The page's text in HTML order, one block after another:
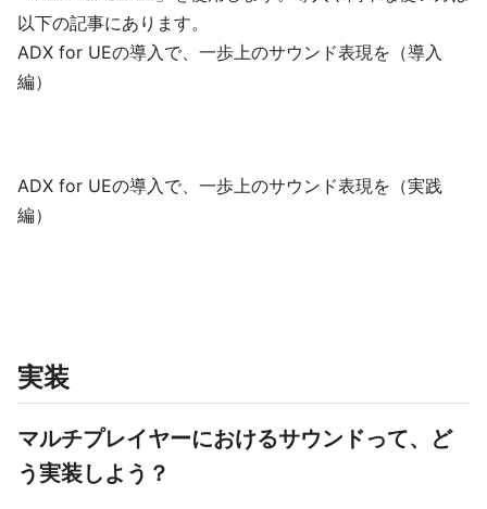
以下の記事にあります。
ADX for UEの導入で、一歩上のサウンド表現を（導入
編）
ADX for UEの導入で、一歩上のサウンド表現を（実践
編）
実装
マルチプレイヤーにおけるサウンドって、ど
う実装しよう？